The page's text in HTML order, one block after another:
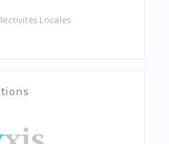
Locales